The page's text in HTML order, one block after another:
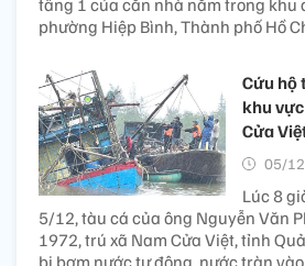
tầng 1 của căn nhà nằm trong khu
phường Hiệp Bình, Thành phố Hồ
Cứu hộ
khu
Cửa
05/
Lúc 8
5/12, tàu cá của ông Nguyễn Văn
1972, trú xã Nam Cửa Việt, tỉnh